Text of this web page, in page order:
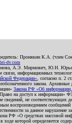
Пронякин К.А. (член
dv.com
А.Э. Мирмович,
информационных
Федерации» , согласно п. 2
закона. Архивные
Закона РФ «Об
на доступ к информации»
не
за данное нарушение
«О средствах массовой
которой определяется